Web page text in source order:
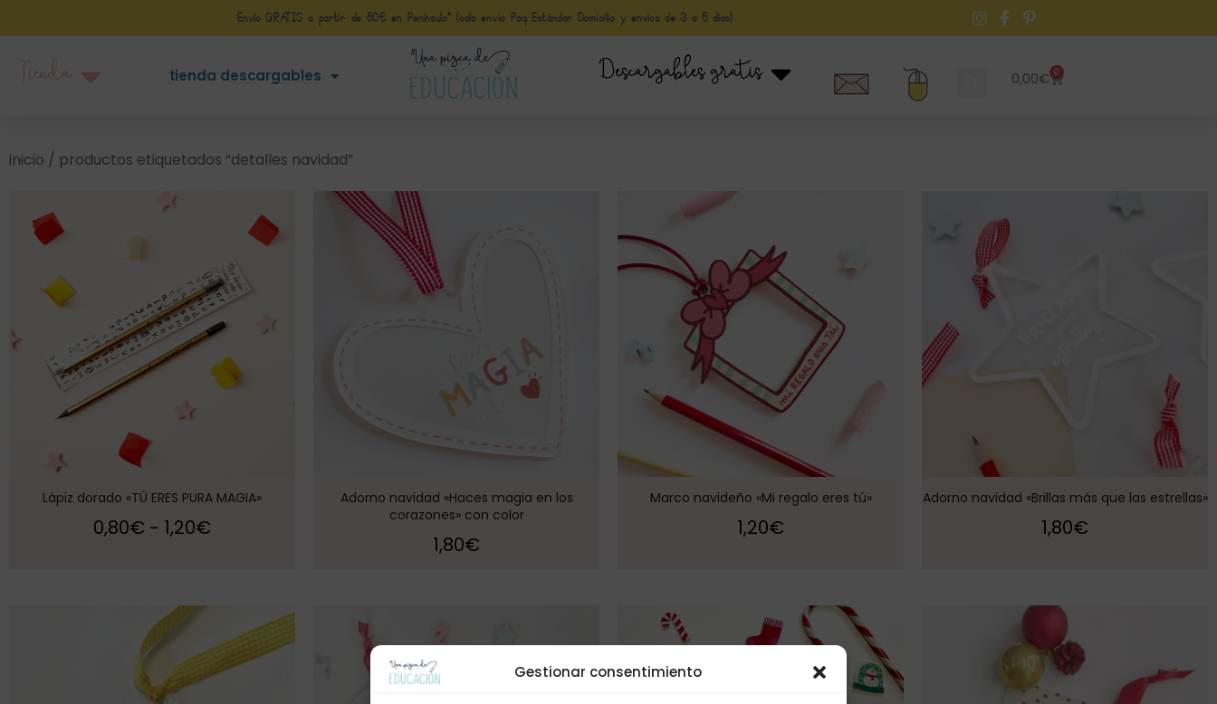
Gestionar consentimiento
Envío GRATIS a partir de 50€ en Península* (solo envio Paq Estándar Domicilio y envíos de 3 a 5 días)
tienda descargables Descargables gratis 0,00€ 0
inicio / productos etiquetados “detalles navidad”
Lápiz dorado «TÚ ERES PURA MAGIA»
0,80€ - 1,20€
Adorno navidad «Haces magia en los
corazones» con color
1,80€
Marco navideño «Mi regalo eres tú»
1,20€
Adorno navidad «Brillas más que las estrellas»
1,80€